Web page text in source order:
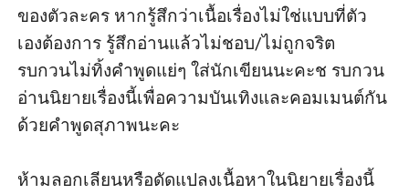
ของตัวละคร หากรู้สึกว่าเนื้อเรื่องไม่ใช่แบบที่ตัว
เองต้องการ รู้สึกอ่านแล้วไม่ชอบ/ไม่ถูกจริต
รบกวนไม่ทิ้งคำพูดแย่ๆ ใส่นักเขียนนะคะช รบกวน
อ่านนิยายเรื่องนี้เพื่อความบันเทิงและคอมเมนต์กัน
ด้วยคำพูดสุภาพนะคะ
ห้ามลอกเลียนหรือดัดแปลงเนื้อหาในนิยายเรื่องนี้